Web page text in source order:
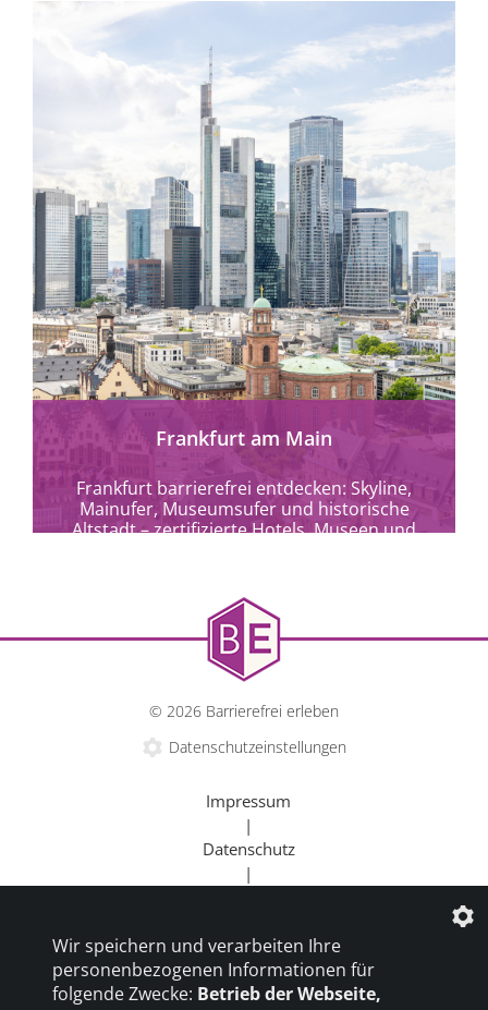
mehr erfahren
Frankfurt am Main
Frankfurt barrierefrei entdecken: Skyline,
Mainufer, Museumsufer und historische
Altstadt – zertifizierte Hotels, Museen und
© 2026 Barrierefrei erleben
Datenschutzeinstellungen
Impressum
|
Datenschutz
|
Beratung
|
Goldener Rollstuhl
Wir speichern und verarbeiten Ihre
personenbezogenen Informationen für
folgende Zwecke: Betrieb der Webseite,